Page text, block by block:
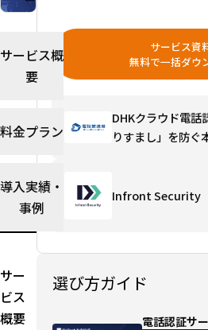
達率で
選ぶ
→
サービス概
要
料金プラン
導入実績・
事例
サー
ビス
概要
サービス資
無料で一括ダウ
DHKクラウド電話
りすまし」を防ぐ
Infront Security
選び方ガイド
電話認証サ